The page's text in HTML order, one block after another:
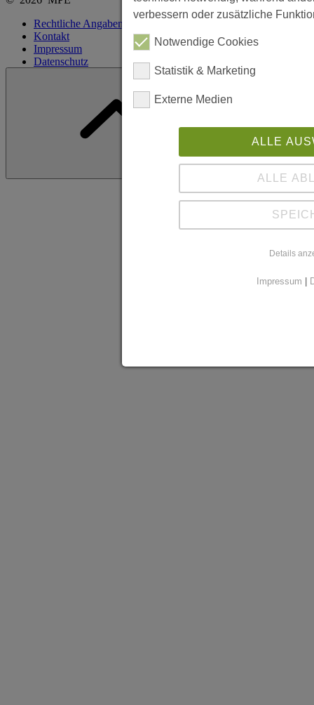
Rechtliche Angaben
Kontakt
Impressum
Datenschutz
Cookie Einstellungen anpassen
verbessern oder zusätzliche
Notwendige Cookies
Statistik & Marketing
Externe Medien
ALLE
ALLE
Details
Impressum |